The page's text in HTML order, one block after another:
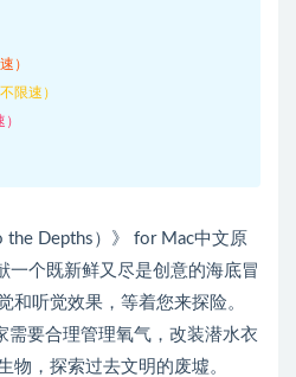
）
限速）
the Depths）》 for Mac中文原
一个既新鲜又尽是创意的海底冒
和听觉效果，等着您来探险。
需要合理管理氧气，改装潜水衣
物，探索过去文明的废墟。